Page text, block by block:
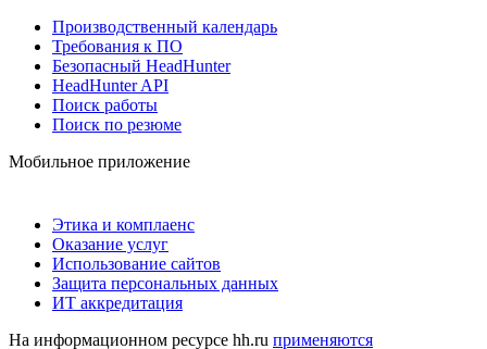
Производственный календарь
Требования к ПО
Безопасный HeadHunter
HeadHunter API
Поиск работы
Поиск по резюме
Мобильное приложение
Этика и комплаенс
Оказание услуг
Использование сайтов
Защита персональных данных
ИТ аккредитация
На информационном ресурсе hh.ru применяются